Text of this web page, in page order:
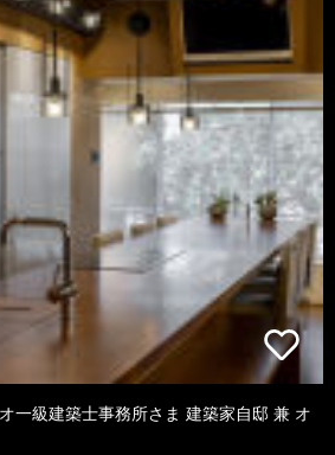
一級建築士事務所さま 建築家自邸 兼 オ